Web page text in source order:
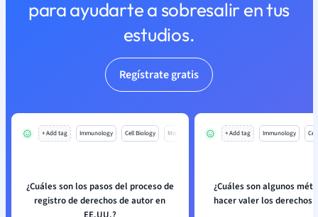
para ayudarte a sobresalir en tus
estudios.
Regístrate gratis
+ Add tag Immunology Cell Biology Mo
¿Cuáles son los pasos del proceso de
registro de derechos de autor en
+ Add tag Immunology
¿Cuáles son algunos
hacer valer los derechos